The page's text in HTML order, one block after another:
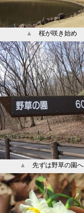
▲ 桜が咲き始め
▲ 先ずは野草の園へ